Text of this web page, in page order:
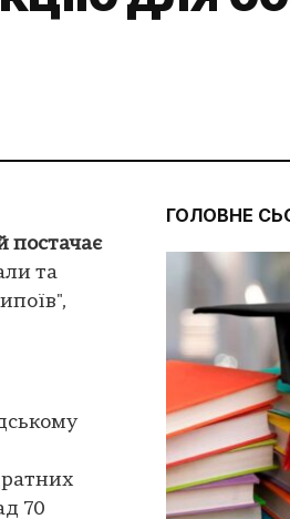
постачає
та
70
ГОЛОВНЕ